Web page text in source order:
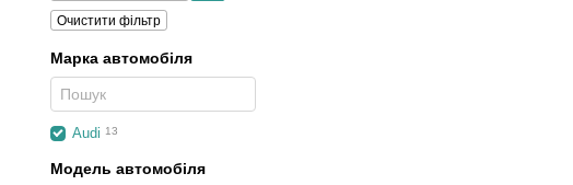
Очистити фільтр
Марка автомобіля
Audi 13
Модель автомобіля